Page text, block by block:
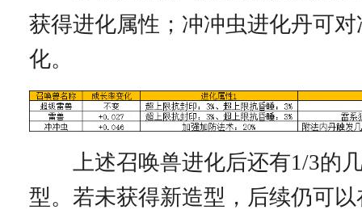
获得进化属性；冲冲虫进化丹可
化。
上述召唤兽进化后还有1/3的
型。若未获得新造型，后续仍可